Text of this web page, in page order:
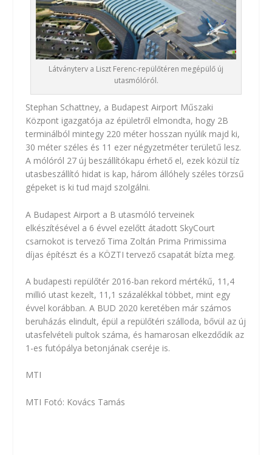
Látványterv a Liszt Ferenc-repülőtéren megépülő új
utasmólóról.
Stephan Schattney, a Budapest Airport Műszaki
Központ igazgatója az épületről elmondta, hogy 2B
terminálból mintegy 220 méter hosszan nyúlik majd ki,
30 méter széles és 11 ezer négyzetméter területű lesz.
A mólóról 27 új beszállítókapu érhető el, ezek közül tíz
utasbeszállító hidat is kap, három állóhely széles törzsű
gépeket is ki tud majd szolgálni.
A Budapest Airport a B utasmóló terveinek
elkészítésével a 6 évvel ezelőtt átadott SkyCourt
csarnokot is tervező Tima Zoltán Prima Primissima
díjas építészt és a KÖZTI tervező csapatát bízta meg.
A budapesti repülőtér 2016-ban rekord mértékű, 11,4
millió utast kezelt, 11,1 százalékkal többet, mint egy
évvel korábban. A BUD 2020 keretében már számos
beruházás elindult, épül a repülőtéri szálloda, bővül az új
utasfelvételi pultok száma, és hamarosan elkezdődik az
1-es futópálya betonjának cseréje is.
MTI
MTI Fotó: Kovács Tamás